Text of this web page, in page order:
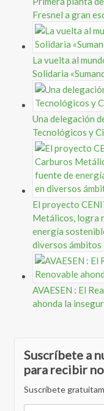
Fresnel a gran
La vuelta al
Solidaria
Una delegación
Tecnológicos y
El proyecto
Metálicos, logra
energía
diversos
AVAESEN : El
ahonda la
Suscríbete a
para recibir
Suscríbete